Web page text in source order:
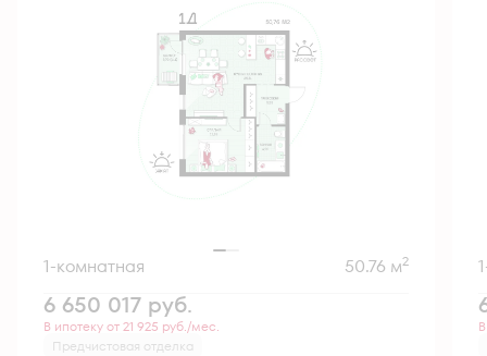
1-комнатная 50.76 м2
6 650 017 руб.
В ипотеку от 21 925 руб./мес.
Предчистовая отделка